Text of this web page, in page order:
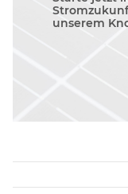
unserem